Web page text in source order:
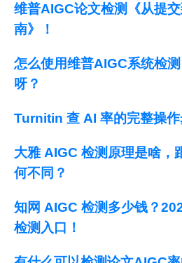
维普AIGC论文检测《从提
南》！
怎么使用维普AIGC系统检
呀？
Turnitin 查 AI 率的完整操作
大雅 AIGC 检测原理是啥，
何不同？
知网 AIGC 检测多少钱？
检测入口！